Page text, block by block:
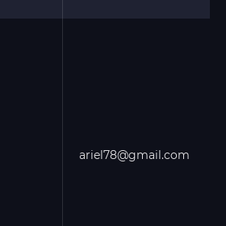
ariel78@gmail.com